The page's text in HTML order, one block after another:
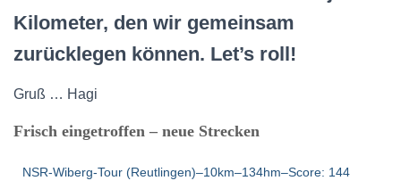
Kilometer, den wir gemeinsam
zurücklegen können. Let’s roll!
Gruß … Hagi
Frisch eingetroffen – neue Strecken
NSR-Wiberg-Tour (Reutlingen)–10km–134hm–Score: 144